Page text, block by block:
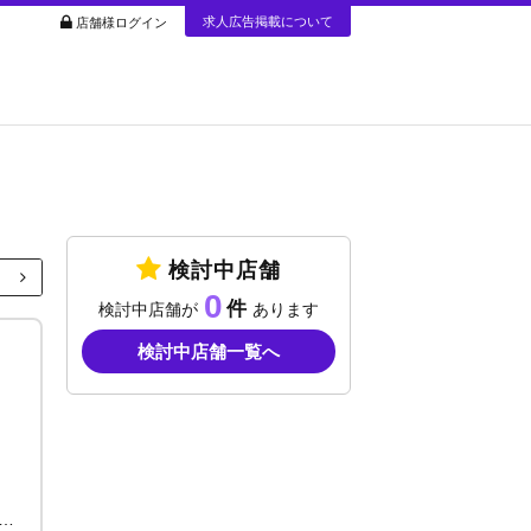
店舗様ログイン 求人広告掲載について
日当15,000円＋歩合＋各種賞金or総売上50％～＋各種賞金 アルバイトも歓迎！ 給料詳細は面接時にご説明致します。
検討中店舗
検討中店舗が 0 あります
検討中店舗一覧へ